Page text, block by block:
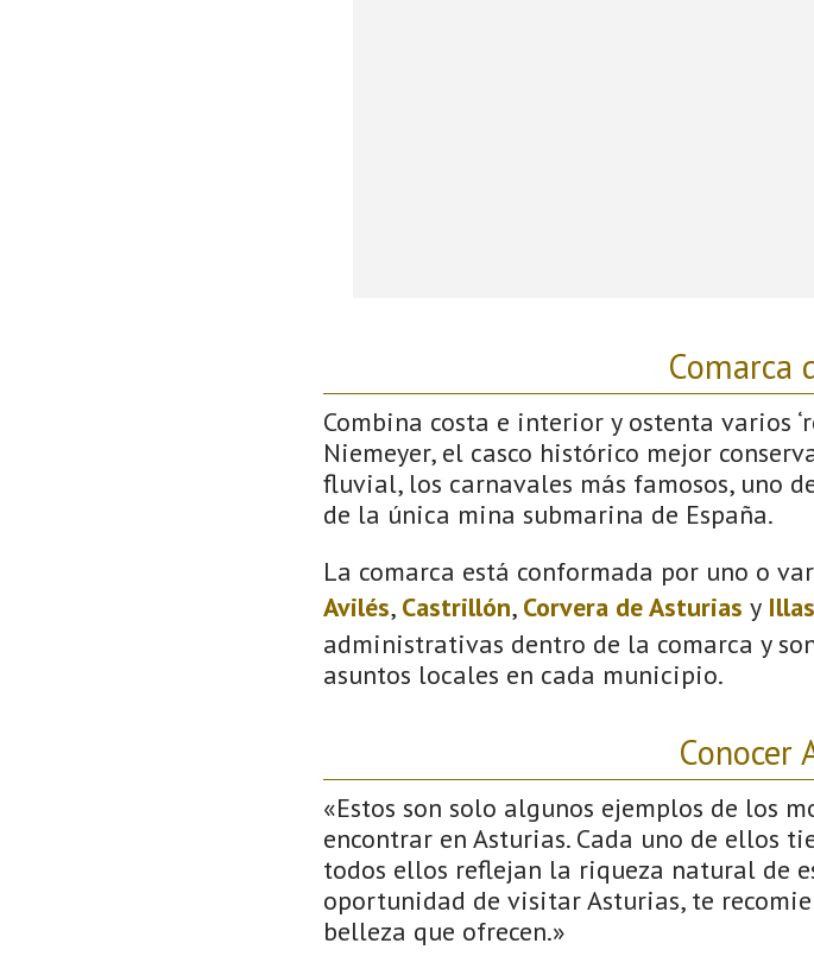
Comarca
Combina costa e interior y ostenta varios
Niemeyer, el casco histórico mejor
fluvial, los carnavales más famosos, uno
de la única mina submarina de España.
La comarca está conformada por uno o
Avilés, Castrillón, Corvera de Asturias y Illas
administrativas dentro de la comarca y
asuntos locales en cada municipio.
Conocer
«Estos son solo algunos ejemplos de los
encontrar en Asturias. Cada uno de ellos
todos ellos reflejan la riqueza natural de
oportunidad de visitar Asturias, te
belleza que ofrecen.»